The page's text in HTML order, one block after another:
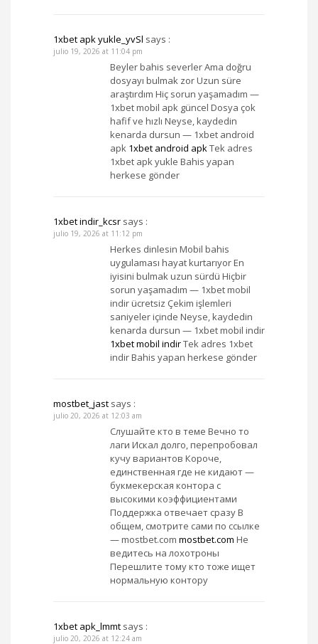
1xbet apk yukle_yvSl says :
julio 19, 2026 at 11:04 pm
Beyler bahis severler Ama doğru
dosyayı bulmak zor Uzun süre
araştırdım Hiç sorun yaşamadım —
1xbet mobil apk güncel Dosya çok
hafif ve hızlı Neyse, kaydedin
kenarda dursun — 1xbet android
apk 1xbet android apkTek adres
1xbet apk yukle Bahis yapan
herkese gönder
1xbet indir_kcsr says :
julio 19, 2026 at 11:12 pm
Herkes dinlesin Mobil bahis
uygulaması hayat kurtarıyor En
iyisini bulmak uzun sürdü Hiçbir
sorun yaşamadım — 1xbet mobil
indir ücretsiz Çekim işlemleri
saniyeler içinde Neyse, kaydedin
kenarda dursun — 1xbet mobil indir
1xbet mobil indirTek adres 1xbet
indir Bahis yapan herkese gönder
mostbet_jast says :
julio 20, 2026 at 12:03 am
Слушайте кто в теме Вечно то
лаги Искал долго, перепробовал
кучу вариантов Короче,
единственная где не кидают —
букмекерская контора с
высокими коэффициентами
Поддержка отвечает сразу В
общем, смотрите сами по ссылке
— mostbet.com mostbet.com Не
ведитесь на лохотроны
Перешлите тому кто тоже ищет
нормальную контору
1xbet apk_lmmt says :
julio 20, 2026 at 12:24 am